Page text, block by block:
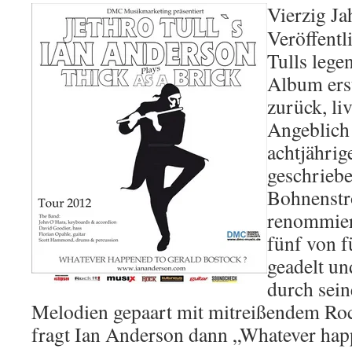
Vierzig
Tulls
Album
zurück,
fünf von
geadelt
durch
Melodien gepaart mit mitreißendem
fragt Ian Anderson dann „Whatever